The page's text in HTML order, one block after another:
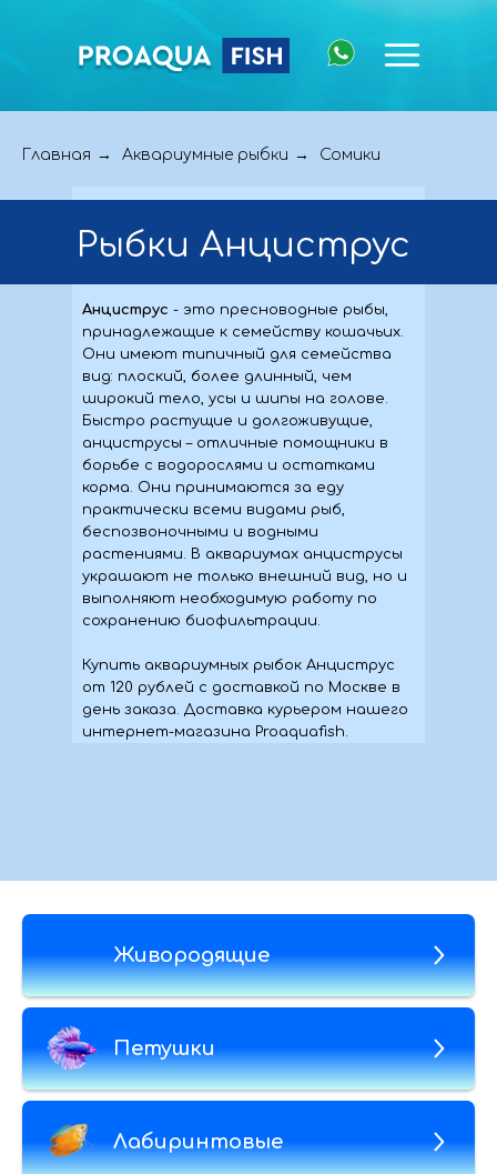
Главная → Аквариумные рыбки → Сомики
Рыбки Анциструс
Анциструс - это пресноводные рыбы,
принадлежащие к семейству кошачьих.
Они имеют типичный для семейства
вид: плоский, более длинный, чем
широкий тело, усы и шипы на голове.
Быстро растущие и долгоживущие,
анциструсы – отличные помощники в
борьбе с водорослями и остатками
корма. Они принимаются за еду
практически всеми видами рыб,
беспозвоночными и водными
растениями. В аквариумах анциструсы
украшают не только внешний вид, но и
выполняют необходимую работу по
сохранению биофильтрации.
Купить аквариумных рыбок Анциструс
от 120 рублей с доставкой по Москве в
день заказа. Доставка курьером нашего
интернет-магазина Proaquafish.
Живородящие
Петушки
Лабиринтовые